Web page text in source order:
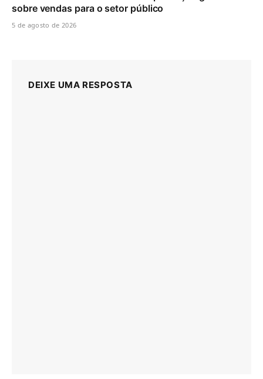
sobre vendas para o setor público
5 de agosto de 2026
DEIXE UMA RESPOSTA